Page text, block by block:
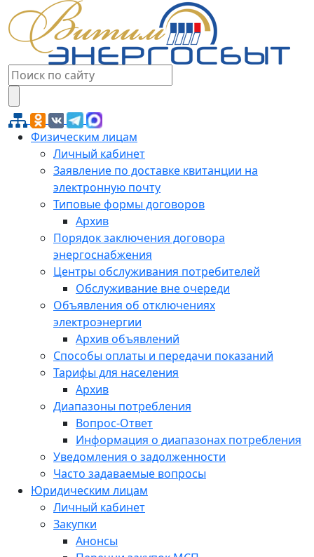
Физическим лицам
Личный кабинет
Заявление по доставке квитанции на
электронную почту
Типовые формы договоров
Архив
Порядок заключения договора
энергоснабжения
Центры обслуживания потребителей
Обслуживание вне очереди
Объявления об отключениях
электроэнергии
Архив объявлений
Способы оплаты и передачи показаний
Тарифы для населения
Архив
Диапазоны потребления
Вопрос-Ответ
Информация о диапазонах потребления
Уведомления о задолженности
Часто задаваемые вопросы
Юридическим лицам
Личный кабинет
Закупки
Анонсы